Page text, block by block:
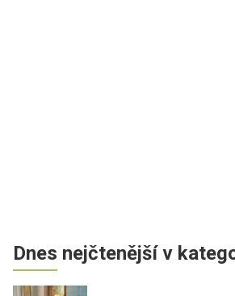
Dnes nejčtenější v